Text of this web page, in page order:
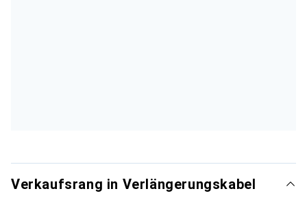
Verkaufsrang in Verlängerungskabel